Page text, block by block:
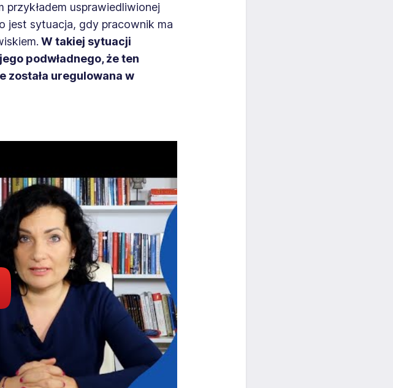
usprawiedliwionej
jest sytuacja, gdy pracownik ma
W takiej sytuacji
podwładnego, że ten
została uregulowana w